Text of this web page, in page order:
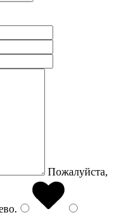
Пожалуйста,
.